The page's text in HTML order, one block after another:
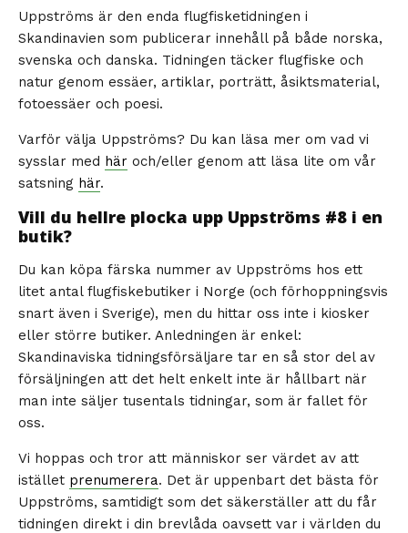
Uppströms är den enda flugfisketidningen i
Skandinavien som publicerar innehåll på både norska,
svenska och danska. Tidningen täcker flugfiske och
natur genom essäer, artiklar, porträtt, åsiktsmaterial,
fotoessäer och poesi.
Varför välja Uppströms? Du kan läsa mer om vad vi
sysslar med här och/eller genom att läsa lite om vår
satsning här.
Vill du hellre plocka upp Uppströms #8 i en
butik?
Du kan köpa färska nummer av Uppströms hos ett
litet antal flugfiskebutiker i Norge (och förhoppningsvis
snart även i Sverige), men du hittar oss inte i kiosker
eller större butiker. Anledningen är enkel:
Skandinaviska tidningsförsäljare tar en så stor del av
försäljningen att det helt enkelt inte är hållbart när
man inte säljer tusentals tidningar, som är fallet för
oss.
Vi hoppas och tror att människor ser värdet av att
istället prenumerera. Det är uppenbart det bästa för
Uppströms, samtidigt som det säkerställer att du får
tidningen direkt i din brevlåda oavsett var i världen du